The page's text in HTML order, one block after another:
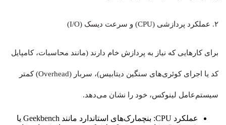
۲. عملکرد پردازشی (CPU) و سرعت دیسک (I/O)
برای کارهایی که نیاز به پردازش خام دارند (مانند محاسبات، کامپایل
کد یا اجرای کوئری‌های سنگین دیتابیس)، سربار (Overhead) کمتر
سیستم‌عامل لینوکس، خود را نشان می‌دهد.
عملکرد CPU: بنچمارک‌های استاندارد مانند Geekbench یا